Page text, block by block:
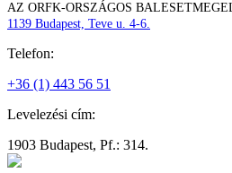
AZ ORFK-ORSZÁGOS
1139 Budapest, Teve u. 4-6.
Telefon:
+36 (1) 443 56 51
Levelezési cím:
1903 Budapest, Pf.: 314.